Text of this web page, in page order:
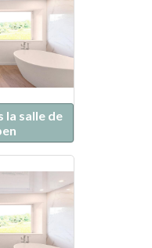
la salle de